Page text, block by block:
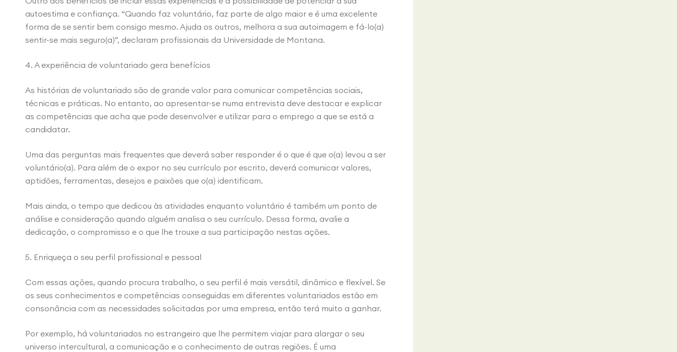
autoestima e confiança. “Quando faz voluntário, faz parte de algo maior e é uma excelente
forma de se sentir bem consigo mesmo. Ajuda os outros, melhora a sua autoimagem e fá-lo(a)
sentir-se mais seguro(a)”, declaram profissionais da Universidade de Montana.
4. A experiência de voluntariado gera benefícios
As histórias de voluntariado são de grande valor para comunicar competências sociais,
técnicas e práticas. No entanto, ao apresentar-se numa entrevista deve destacar e explicar
as competências que acha que pode desenvolver e utilizar para o emprego a que se está a
candidatar.
Uma das perguntas mais frequentes que deverá saber responder é o que é que o(a) levou a ser
voluntário(a). Para além de o expor no seu currículo por escrito, deverá comunicar valores,
aptidões, ferramentas, desejos e paixões que o(a) identificam.
Mais ainda, o tempo que dedicou às atividades enquanto voluntário é também um ponto de
análise e consideração quando alguém analisa o seu currículo. Dessa forma, avalie a
dedicação, o compromisso e o que lhe trouxe a sua participação nestas ações.
5. Enriqueça o seu perfil profissional e pessoal
Com essas ações, quando procura trabalho, o seu perfil é mais versátil, dinâmico e flexível. Se
os seus conhecimentos e competências conseguidas em diferentes voluntariados estão em
consonância com as necessidades solicitadas por uma empresa, então terá muito a ganhar.
Por exemplo, há voluntariados no estrangeiro que lhe permitem viajar para alargar o seu
universo intercultural, a comunicação e o conhecimento de outras regiões. É uma